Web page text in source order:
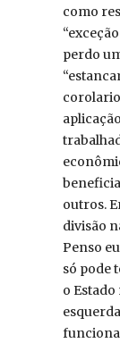
como
perdo
corolario
outros.
divisão
Penso
só pode
o